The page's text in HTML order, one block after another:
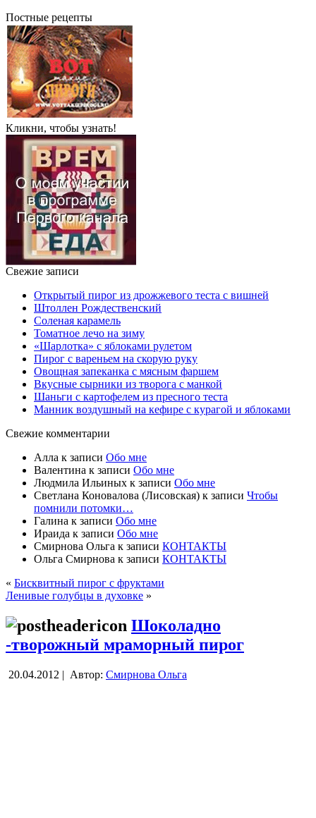
Постные рецепты
Кликни, чтобы узнать!
Свежие записи
Открытый пирог из дрожжевого теста с вишней
Штоллен Рождественский
Соленая карамель
Томатное лечо на зиму
«Шарлотка» с яблоками рулетом
Пирог с вареньем на скорую руку
Овощная запеканка с мясным фаршем
Вкусные сырники из творога с манкой
Шаньги с картофелем из пресного теста
Манник воздушный на кефире с курагой и яблоками
Свежие комментарии
Алла к записи Обо мне
Валентина к записи Обо мне
Людмила Ильиных к записи Обо мне
Светлана Коновалова (Лисовская) к записи Чтобы
помнили потомки…
Галина к записи Обо мне
Ираида к записи Обо мне
Смирнова Ольга к записи КОНТАКТЫ
Ольга Смирнова к записи КОНТАКТЫ
« Бисквитный пирог с фруктами
Ленивые голубцы в духовке »
Шоколадно
-творожный мраморный пирог
20.04.2012 | Автор: Смирнова Ольга